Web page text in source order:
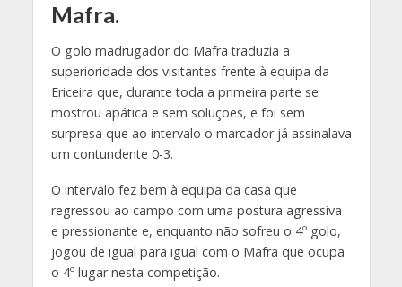
Mafra.
O golo madrugador do Mafra traduzia a
superioridade dos visitantes frente à equipa da
Ericeira que, durante toda a primeira parte se
mostrou apática e sem soluções, e foi sem
surpresa que ao intervalo o marcador já assinalava
um contundente 0-3.
O intervalo fez bem à equipa da casa que
regressou ao campo com uma postura agressiva
e pressionante e, enquanto não sofreu o 4º golo,
jogou de igual para igual com o Mafra que ocupa
o 4º lugar nesta competição.